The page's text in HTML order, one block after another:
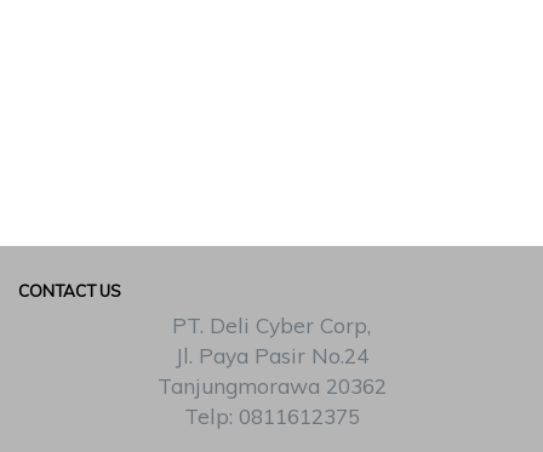
CONTACT US
PT. Deli Cyber Corp,
Jl. Paya Pasir No.24
Tanjungmorawa 20362
Telp: 0811612375